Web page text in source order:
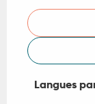
Langues
Langues